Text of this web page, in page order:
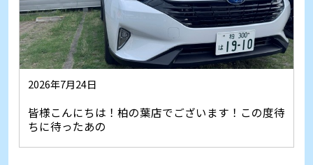
2026年7月24日
皆様こんにちは！柏の葉店でございます！この度待
ちに待ったあの